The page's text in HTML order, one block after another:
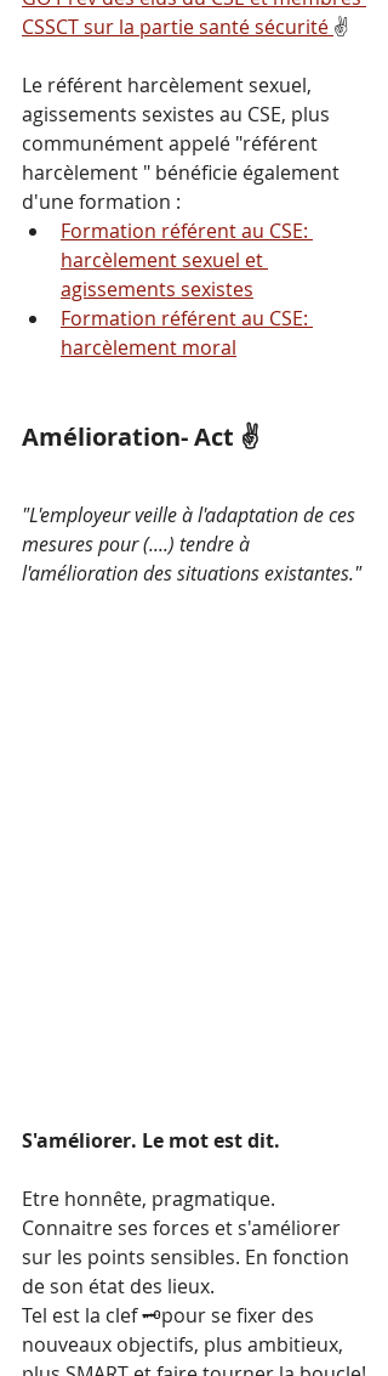
CSSCT sur la partie santé sécurité ✌️
Le référent harcèlement sexuel,
agissements sexistes au CSE, plus
communément appelé "référent
harcèlement " bénéficie également
d'une formation :
Formation référent au CSE:
harcèlement sexuel et
agissements sexistes
Formation référent au CSE:
harcèlement moral
Amélioration- Act ✌️
"L'employeur veille à l'adaptation de ces
mesures pour (....) tendre à
l'amélioration des situations existantes."
S'améliorer. Le mot est dit.
Etre honnête, pragmatique.
Connaitre ses forces et s'améliorer
sur les points sensibles. En fonction
de son état des lieux.
Tel est la clef 🗝️pour se fixer des
nouveaux objectifs, plus ambitieux,